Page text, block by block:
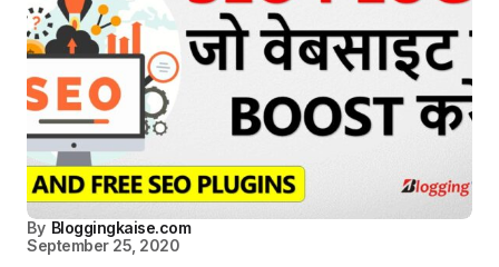
By Bloggingkaise.com
September 25, 2020